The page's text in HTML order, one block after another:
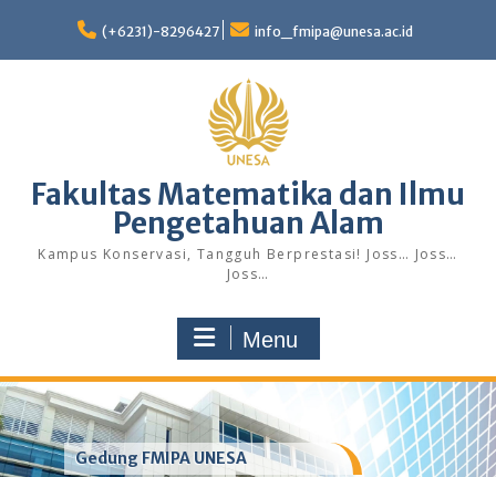
content
(+6231)-8296427 info_fmipa@unesa.ac.id
Fakultas Matematika dan Ilmu
Pengetahuan Alam
Kampus Konservasi, Tangguh Berprestasi! Joss… Joss…
Joss…
Menu
Gedung FMIPA UNESA